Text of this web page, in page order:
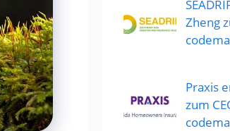
Zheng
Praxis
zum